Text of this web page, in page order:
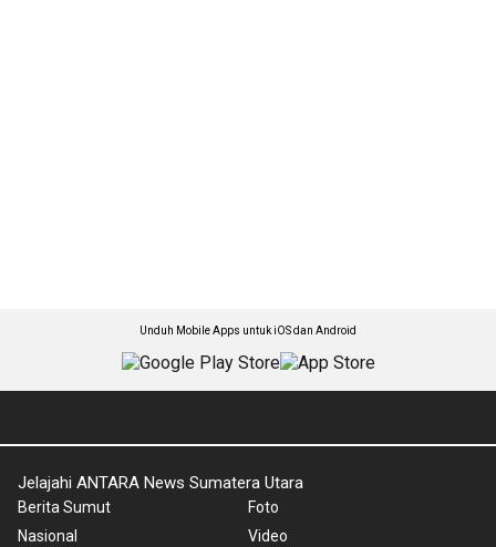
Unduh Mobile Apps untuk iOS dan Android
Jelajahi ANTARA News Sumatera Utara
Berita Sumut
Nasional
Foto
Video